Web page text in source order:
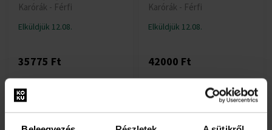
Karórák - Férfi
Elküldjük 12.08.
35775 Ft
Karórák - Férfi
Elküldjük 12.08.
42000 Ft
Ingyenes kiszállítás Ingyenes kiszállítás